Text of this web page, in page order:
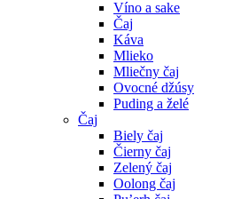
Víno a sake
Čaj
Káva
Mlieko
Mliečny čaj
Ovocné džúsy
Puding a želé
Čaj
Biely čaj
Čierny čaj
Zelený čaj
Oolong čaj